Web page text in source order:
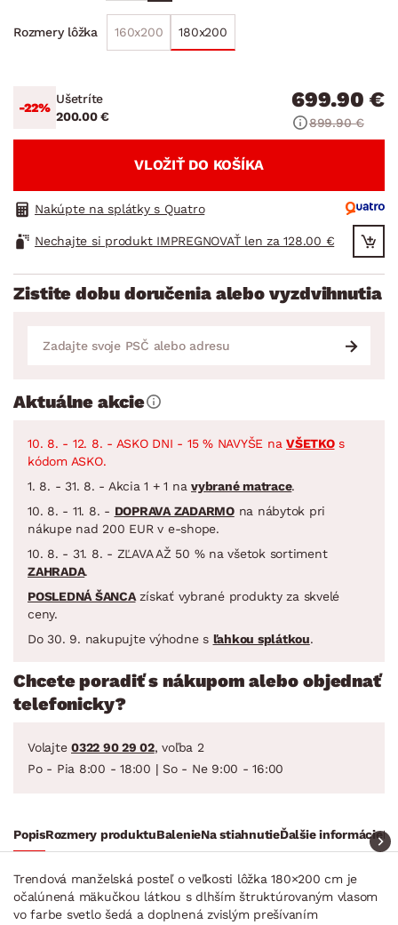
Rozmery lôžka 160x200 180x200
-22%
Ušetríte
200.00 €
699.90 €
899.90 €
VLOŽIŤ DO KOŠÍKA
Nakúpte na splátky s Quatro
Nechajte si produkt IMPREGNOVAŤ len za 128.00 €
Zistite dobu doručenia alebo vyzdvihnutia
Aktuálne akcie
10. 8. - 12. 8. - ASKO DNI - 15 % NAVYŠE na VŠETKOs
kódom ASKO.
1. 8. - 31. 8. - Akcia 1 + 1 na vybrané matrace.
10. 8. - 11. 8. - DOPRAVA ZADARMOna nábytok pri
nákupe nad 200 EUR v e-shope.
10. 8. - 31. 8. - ZĽAVA AŽ 50 % na všetok sortiment
ZAHRADA.
POSLEDNÁ ŠANCAzískať vybrané produkty za skvelé
ceny.
Do 30. 9. nakupujte výhodne s ľahkou splátkou.
Chcete poradiť s nákupom alebo objednať
telefonicky?
Volajte 0322 90 29 02, voľba 2
Po - Pia 8:00 - 18:00 | So - Ne 9:00 - 16:00
PopisRozmery produktuBalenieNa stiahnutieĎalšie informácie
Trendová manželská posteľ o veľkosti lôžka 180×200 cm je
očalúnená mäkučkou látkou s dlhším štruktúrovaným vlasom
vo farbe svetlo šedá a doplnená zvislým prešívaním